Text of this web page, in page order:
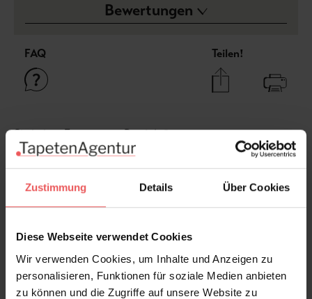
Zustimmung Details Über Cookies
Diese Webseite verwendet Cookies
Wir verwenden Cookies, um Inhalte und Anzeigen zu
personalisieren, Funktionen für soziale Medien anbieten
zu können und die Zugriffe auf unsere Website zu
Bewertungen
FAQ Teilen!
Sie haben Fragen zum Produkt?
Frage stellen
Produktgalerie überspringen
Varianten